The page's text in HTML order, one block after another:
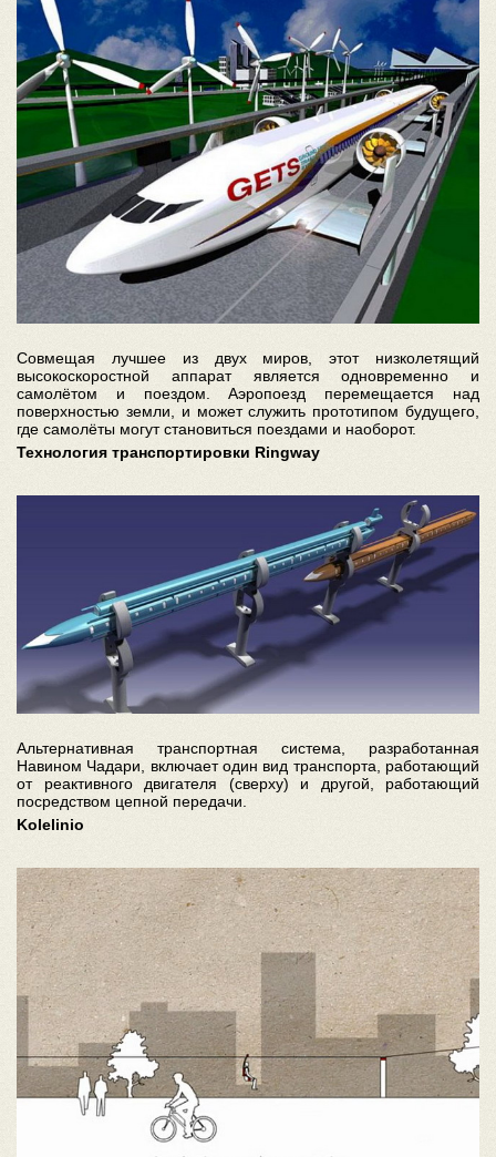
Совмещая лучшее из двух миров, этот низколетящий
высокоскоростной аппарат является одновременно и
самолётом и поездом. Аэропоезд перемещается над
поверхностью земли, и может служить прототипом будущего,
где самолёты могут становиться поездами и наоборот.
Технология транспортировки Ringway
Альтернативная транспортная система, разработанная
Навином Чадари, включает один вид транспорта, работающий
от реактивного двигателя (сверху) и другой, работающий
посредством цепной передачи.
Kolelinio